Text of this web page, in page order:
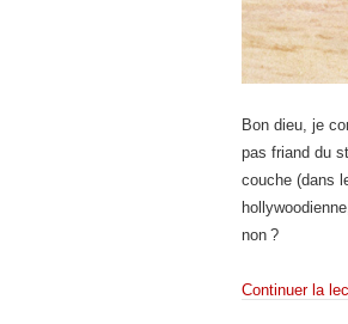
Bon dieu, je
pas friand du
couche (dans
non ?
Continuer la